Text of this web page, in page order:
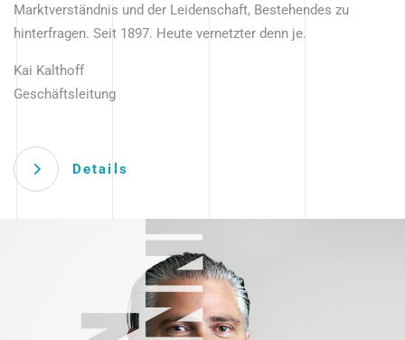
Marktverständnis und der Leidenschaft, Bestehendes zu
hinterfragen. Seit 1897. Heute vernetzter denn je.
Kai Kalthoff
Geschäftsleitung
Details